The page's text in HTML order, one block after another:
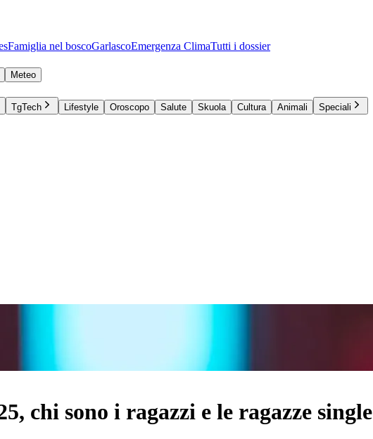
Famiglia nel boscoGarlascoEmergenza ClimaTutti i dossier
Meteo
TgTech Lifestyle Oroscopo Salute Skuola Cultura Animali
Speciali
chi sono i ragazzi e le ragazze single